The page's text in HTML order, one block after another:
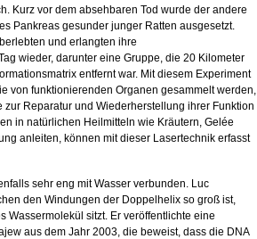
Kurz vor dem absehbaren Tod wurde der andere
Pankreas gesunder junger Ratten ausgesetzt.
und erlangten ihre
wieder, darunter eine Gruppe, die 20 Kilometer
entfernt war. Mit diesem Experiment
von funktionierenden Organen gesammelt werden,
Reparatur und Wiederherstellung ihrer Funktion
in natürlichen Heilmitteln wie Kräutern, Gelée
anleiten, können mit dieser Lasertechnik erfasst
sehr eng mit Wasser verbunden. Luc
den Windungen der Doppelhelix so groß ist,
sitzt. Er veröffentlichte eine
aus dem Jahr 2003, die beweist, dass die DNA